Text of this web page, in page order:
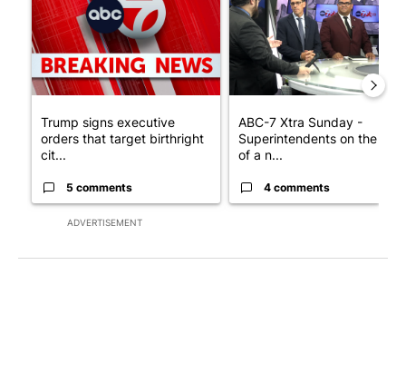
ADVERTISEMENT
Trump signs executive
orders that target birthright
cit...
5 comments
ABC-7 Xtra Sunday -
Superintendents on the
of a n...
4 comments